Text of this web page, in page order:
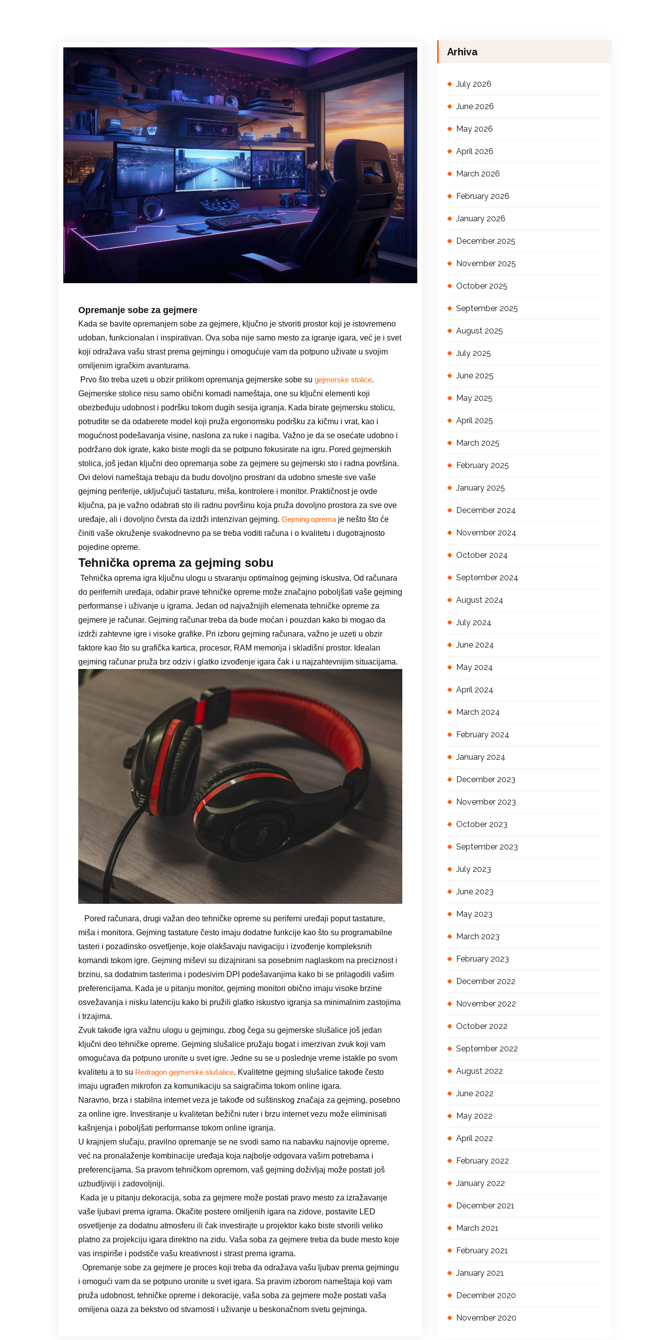
Opremanje sobe za gejmere
Kada se bavite opremanjem sobe za gejmere, ključno je stvoriti prostor koji je istovremeno
udoban, funkcionalan i inspirativan. Ova soba nije samo mesto za igranje igara, već je i svet
koji odražava vašu strast prema gejmingu i omogućuje vam da potpuno uživate u svojim
omiljenim igračkim avanturama.
Prvo što treba uzeti u obzir prilikom opremanja gejmerske sobe su gejmerske stolice.
Gejmerske stolice nisu samo obični komadi nameštaja, one su ključni elementi koji
obezbeđuju udobnost i podršku tokom dugih sesija igranja. Kada birate gejmersku stolicu,
potrudite se da odaberete model koji pruža ergonomsku podršku za kičmu i vrat, kao i
mogućnost podešavanja visine, naslona za ruke i nagiba. Važno je da se osećate udobno i
podržano dok igrate, kako biste mogli da se potpuno fokusirate na igru. Pored gejmerskih
stolica, još jedan ključni deo opremanja sobe za gejmere su gejmerski sto i radna površina.
Ovi delovi nameštaja trebaju da budu dovoljno prostrani da udobno smeste sve vaše
gejming periferije, uključujući tastaturu, miša, kontrolere i monitor. Praktičnost je ovde
ključna, pa je važno odabrati sto ili radnu površinu koja pruža dovoljno prostora za sve ove
uređaje, ali i dovoljno čvrsta da izdrži intenzivan gejming. Gejming oprema je nešto što će
činiti vaše okruženje svakodnevno pa se treba voditi računa i o kvalitetu i dugotrajnosto
pojedine opreme.
Tehnička oprema za gejming sobu
Tehnička oprema igra ključnu ulogu u stvaranju optimalnog gejming iskustva. Od računara
do perifernih uređaja, odabir prave tehničke opreme može značajno poboljšati vaše gejming
performanse i uživanje u igrama. Jedan od najvažnijih elemenata tehničke opreme za
gejmere je računar. Gejming računar treba da bude moćan i pouzdan kako bi mogao da
izdrži zahtevne igre i visoke grafike. Pri izboru gejming računara, važno je uzeti u obzir
faktore kao što su grafička kartica, procesor, RAM memorija i skladišni prostor. Idealan
gejming računar pruža brz odziv i glatko izvođenje igara čak i u najzahtevnijim situacijama.
Pored računara, drugi važan deo tehničke opreme su periferni uređaji poput tastature,
miša i monitora. Gejming tastature često imaju dodatne funkcije kao što su programabilne
tasteri i pozadinsko osvetljenje, koje olakšavaju navigaciju i izvođenje kompleksnih
komandi tokom igre. Gejming miševi su dizajnirani sa posebnim naglaskom na preciznost i
brzinu, sa dodatnim tasterima i podesivim DPI podešavanjima kako bi se prilagodili vašim
preferencijama. Kada je u pitanju monitor, gejming monitori obično imaju visoke brzine
osvežavanja i nisku latenciju kako bi pružili glatko iskustvo igranja sa minimalnim zastojima
i trzajima.
Zvuk takođe igra važnu ulogu u gejmingu, zbog čega su gejmerske slušalice još jedan
ključni deo tehničke opreme. Gejming slušalice pružaju bogat i imerzivan zvuk koji vam
omogućava da potpuno uronite u svet igre. Jedne su se u poslednje vreme istakle po svom
kvalitetu a to su Redragon gejmerske slušalice. Kvalitetne gejming slušalice takođe često
imaju ugrađen mikrofon za komunikaciju sa saigračima tokom online igara.
Naravno, brza i stabilna internet veza je takođe od suštinskog značaja za gejming, posebno
za online igre. Investiranje u kvalitetan bežični ruter i brzu internet vezu može eliminisati
kašnjenja i poboljšati performanse tokom online igranja.
U krajnjem slučaju, pravilno opremanje se ne svodi samo na nabavku najnovije opreme,
već na pronalaženje kombinacije uređaja koja najbolje odgovara vašim potrebama i
preferencijama. Sa pravom tehničkom opremom, vaš gejming doživljaj može postati još
uzbudljiviji i zadovoljniji.
Kada je u pitanju dekoracija, soba za gejmere može postati pravo mesto za izražavanje
vaše ljubavi prema igrama. Okačite postere omiljenih igara na zidove, postavite LED
osvetljenje za dodatnu atmosferu ili čak investirajte u projektor kako biste stvorili veliko
platno za projekciju igara direktno na zidu. Vaša soba za gejmere treba da bude mesto koje
vas inspiriše i podstiče vašu kreativnost i strast prema igrama.
Opremanje sobe za gejmere je proces koji treba da odražava vašu ljubav prema gejmingu
i omogući vam da se potpuno uronite u svet igara. Sa pravim izborom nameštaja koji vam
pruža udobnost, tehničke opreme i dekoracije, vaša soba za gejmere može postati vaša
omiljena oaza za bekstvo od stvarnosti i uživanje u beskonačnom svetu gejminga.
Arhiva
July 2026
June 2026
May 2026
April 2026
March 2026
February 2026
January 2026
December 2025
November 2025
October 2025
September 2025
August 2025
July 2025
June 2025
May 2025
April 2025
March 2025
February 2025
January 2025
December 2024
November 2024
October 2024
September 2024
August 2024
July 2024
June 2024
May 2024
April 2024
March 2024
February 2024
January 2024
December 2023
November 2023
October 2023
September 2023
July 2023
June 2023
May 2023
March 2023
February 2023
December 2022
November 2022
October 2022
September 2022
August 2022
June 2022
May 2022
April 2022
February 2022
January 2022
December 2021
March 2021
February 2021
January 2021
December 2020
November 2020